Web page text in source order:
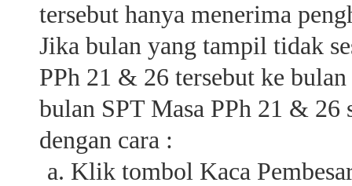
tersebut hanya menerima
Jika bulan yang tampil tidak
PPh 21 & 26 tersebut ke
bulan SPT Masa PPh 21 & 26
dengan cara :
Klik tombol Kaca